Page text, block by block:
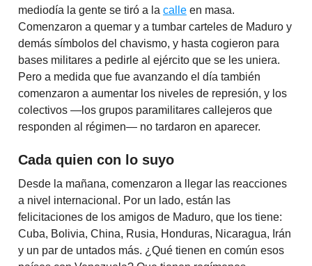
mediodía la gente se tiró a la calle en masa.
Comenzaron a quemar y a tumbar carteles de Maduro y
demás símbolos del chavismo, y hasta cogieron para
bases militares a pedirle al ejército que se les uniera.
Pero a medida que fue avanzando el día también
comenzaron a aumentar los niveles de represión, y los
colectivos —los grupos paramilitares callejeros que
responden al régimen— no tardaron en aparecer.
Cada quien con lo suyo
Desde la mañana, comenzaron a llegar las reacciones
a nivel internacional. Por un lado, están las
felicitaciones de los amigos de Maduro, que los tiene:
Cuba, Bolivia, China, Rusia, Honduras, Nicaragua, Irán
y un par de untados más. ¿Qué tienen en común esos